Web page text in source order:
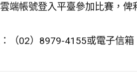
端帳號登入平臺參加比賽，
（02）8979-4155或電子信箱